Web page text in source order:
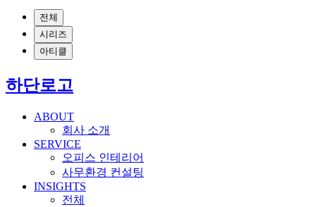
전체
시리즈
아티클
하단로고
ABOUT
회사 소개
SERVICE
오피스 인테리어
사무환경 컨설팅
INSIGHTS
전체